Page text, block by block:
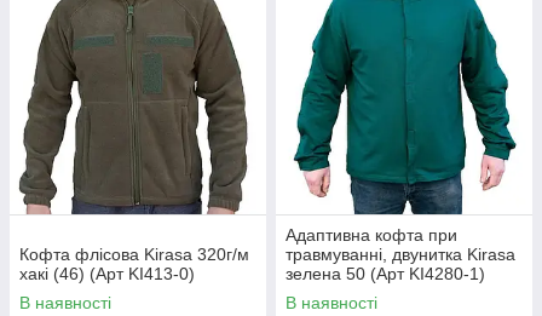
Кофта флісова Kirasa 320г/м
хакі (46) (Арт KI413-0)
В наявності
Адаптивна кофта при
травмуванні, двунитка Kirasa
зелена 50 (Арт KI4280-1)
В наявності